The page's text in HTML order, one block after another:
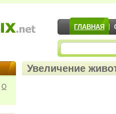
ГЛАВНАЯ
О
Увеличение